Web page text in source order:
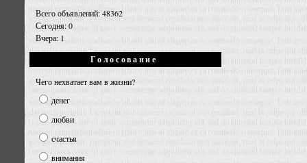
Всего объявлений: 48362
Сегодня: 0
Вчера: 1
Голосование
Чего нехватает вам в жизни?
денег
любви
счастья
внимания